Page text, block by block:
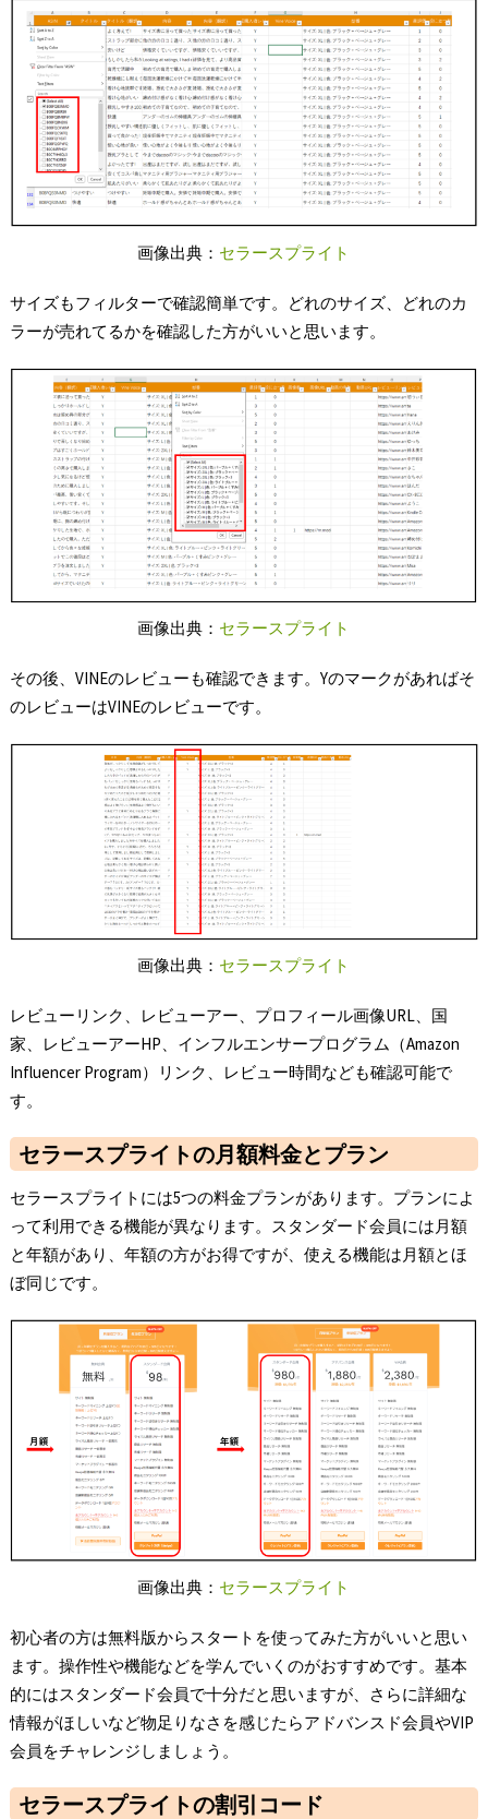
画像出典： セラースプライト
サイズもフィルターで確認簡単です。どれのサイズ、どれのカ
ラーが売れてるかを確認した方がいいと思います。
画像出典： セラースプライト
その後、VINEのレビューも確認できます。Yのマークがあればそ
のレビューはVINEのレビューです。
画像出典： セラースプライト
レビューリンク、レビューアー、プロフィール画像URL、国
家、レビューアーHP、インフルエンサープログラム（Amazon
Influencer Program）リンク、レビュー時間なども確認可能で
す。
セラースプライトの月額料金とプラン
セラースプライトには5つの料金プランがあります。プランによ
って利用できる機能が異なります。スタンダード会員には月額
と年額があり、年額の方がお得ですが、使える機能は月額とほ
ぼ同じです。
画像出典： セラースプライト
初心者の方は無料版からスタートを使ってみた方がいいと思い
ます。操作性や機能などを学んでいくのがおすすめです。基本
的にはスタンダード会員で十分だと思いますが、さらに詳細な
情報がほしいなど物足りなさを感じたらアドバンスド会員やVIP
会員をチャレンジしましょう。
セラースプライトの割引コード